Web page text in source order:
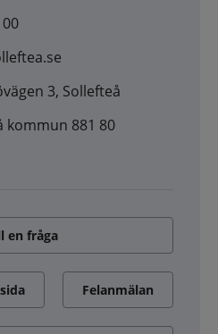
3, Sollefteå
kommun 881 80
en fråga
Felanmälan